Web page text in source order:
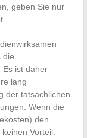
geben Sie nur
die
Es ist daher
lang
der tatsächlichen
Wenn die
den
Vorteil.